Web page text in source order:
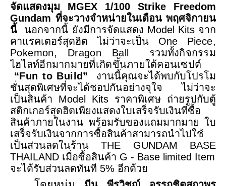
จัดแสดงมุม MGEX 1/100 Strike Freedom
Gundam ที่จะวางจำหน่ายในเดือน พฤศจิกายน
นี้
นอกจากนี้ ยังมีการจัดแสดง Model Kits จาก
คาแรคเตอร์สุดฮิต ไม่ว่าจะเป็น One Piece,
Pokemon, Dragon Ball
รวมทั้งกิจกรรม
ไฮไลท์อีกมากมายที่เกิดขึ้นภายใต้คอนเซปต์
“Fun to Build”
งานนี้คุณจะได้พบกับโปรโม
ชั่นสุดพิเศษที่จะได้ชอปกันอย่างจุใจ ไม่ว่าจะ
เป็นสินค้า Model Kits ราคาพิเศษ ถ่ายรูปกับตู้
สติกเกอร์สุดฮิตเพียงแสดงใบเสร็จรับเงินที่ซื้อ
สินค้าภายในงาน พร้อมรับของแถมมากมาย ใบ
เสร็จรับเงินจากการซื้อสินค้าสามารถนำไปใช้
เป็นส่วนลดในร้านTHE GUNDAM BASE
THAILAND เมื่อซื้อสินค้า G - Base limited Item
จะได้รับส่วนลดทันที 5% อีกด้วย